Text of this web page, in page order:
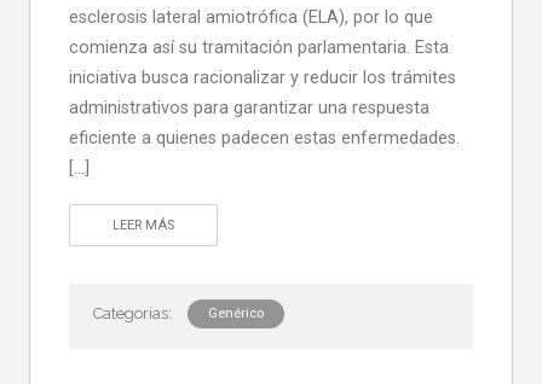
esclerosis lateral amiotrófica (ELA), por lo que
comienza así su tramitación parlamentaria. Esta
iniciativa busca racionalizar y reducir los trámites
administrativos para garantizar una respuesta
eficiente a quienes padecen estas enfermedades.
[…]
LEER MÁS
Genérico